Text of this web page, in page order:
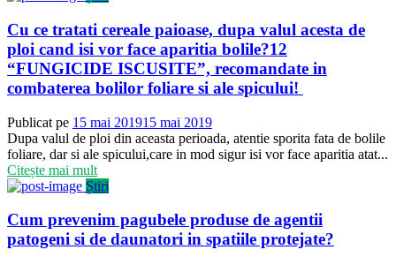
Cu ce tratati cereale paioase, dupa valul acesta de
ploi cand isi vor face aparitia bolile?12
“FUNGICIDE ISCUSITE”, recomandate in
combaterea bolilor foliare si ale spicului!
Publicat pe 15 mai 201915 mai 2019
Dupa valul de ploi din aceasta perioada, atentie sporita fata de bolile
foliare, dar si ale spicului,care in mod sigur isi vor face aparitia atat...
Citește mai mult
Știri
Cum prevenim pagubele produse de agentii
patogeni si de daunatori in spatiile protejate?